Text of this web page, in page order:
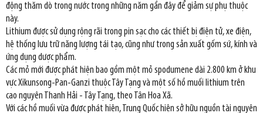
động thăm dò trong nước trong những năm gần đây để giảm sự phụ thuộc
này.
Lithium được sử dụng rộng rãi trong pin sạc cho các thiết bị điện tử, xe điện,
hệ thống lưu trữ năng lượng tái tạo, cũng như trong sản xuất gốm sứ, kính và
ứng dụng dược phẩm.
Các mỏ mới được phát hiện bao gồm một mỏ spodumene dài 2.800 km ở khu
vực Xikunsong-Pan-Ganzi thuộc Tây Tạng và một số hồ muối lithium trên
cao nguyên Thanh Hải - Tây Tạng, theo Tân Hoa Xã.
Với các hồ muối vừa được phát hiện, Trung Quốc hiện sở hữu nguồn tài nguyên